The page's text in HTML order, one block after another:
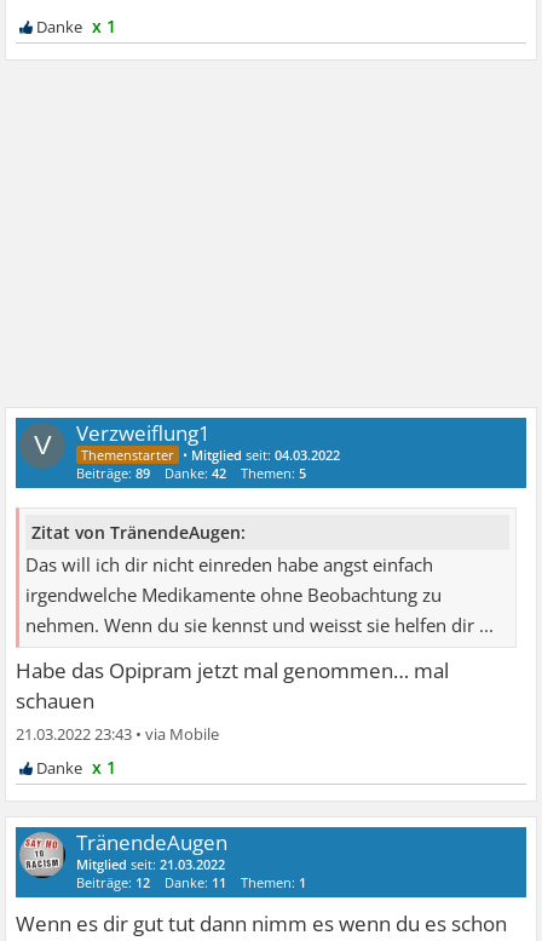
x 1
V Verzweiflung1
• Mitglied seit:04.03.2022
Beiträge:89 Danke:42 Themen:5
Zitat von TränendeAugen:
Das will ich dir nicht einreden habe angst einfach
irgendwelche Medikamente ohne Beobachtung zu
nehmen. Wenn du sie kennst und weisst sie helfen dir ...
Habe das Opipram jetzt mal genommen… mal
schauen
21.03.2022 23:43 •
x 1
TränendeAugen
Mitglied seit:21.03.2022
Beiträge: 12 Danke: 11 Themen: 1
Wenn es dir gut tut dann nimm es wenn du es schon